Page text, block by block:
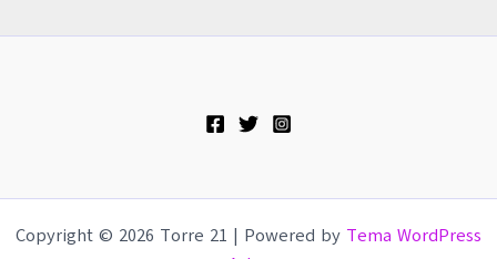
Copyright © 2026 Torre 21 | Powered by Tema WordPress